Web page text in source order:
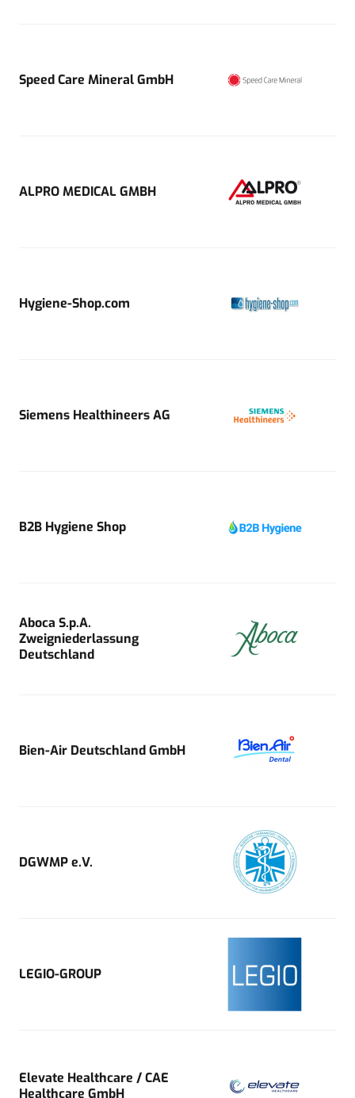
Speed Care Mineral GmbH
ALPRO MEDICAL GMBH
Hygiene-Shop.com
Siemens Healthineers AG
B2B Hygiene Shop
Aboca S.p.A.
Zweigniederlassung
Deutschland
Bien-Air Deutschland GmbH
DGWMP e.V.
LEGIO-GROUP
Elevate Healthcare / CAE
Healthcare GmbH